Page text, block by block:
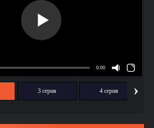
3 серия 4 серия ›